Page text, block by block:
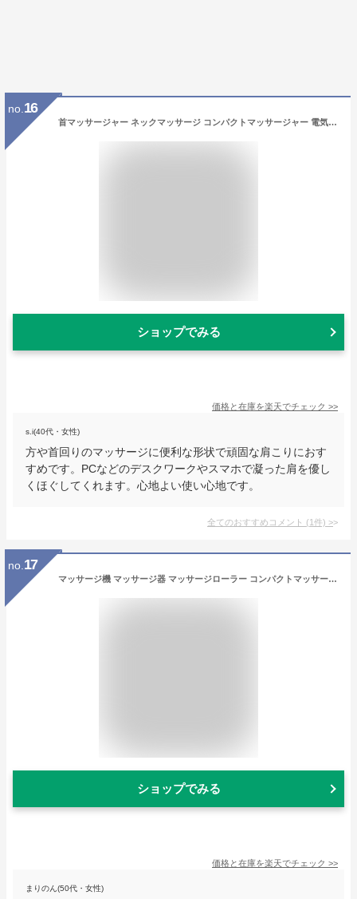
no. 16
首マッサージャー ネックマッサージ コンパクトマッサージャー 電気マッサージ器 マッサージ器 マッサージャー マッサージ機 マッサージローラー 電動 簡単操作 15分自動オフタイマー 小型 首 肩 足 ふくらはぎ 背中 腰 贈り物 誕生日 母の日 ギフト おしゃれ
ショップでみる
価格と在庫を楽天でチェック >>
s.i(40代・女性)
方や首回りのマッサージに便利な形状で頑固な肩こりにおす
すめです。PCなどのデスクワークやスマホで凝った肩を優し
くほぐしてくれます。心地よい使い心地です。
全てのおすすめコメント (1件) >
no. 17
マッサージ機 マッサージ器 マッサージローラー コンパクトマッサージャー マッサージャー 首マッサージャー マッサージグッズ 小型 首 足裏 ふくらはぎ 腰 フット 肩 背中 脚 プレゼント ギフト 父の日 母の日 おしゃれ
ショップでみる
価格と在庫を楽天でチェック >>
まりのん(50代・女性)